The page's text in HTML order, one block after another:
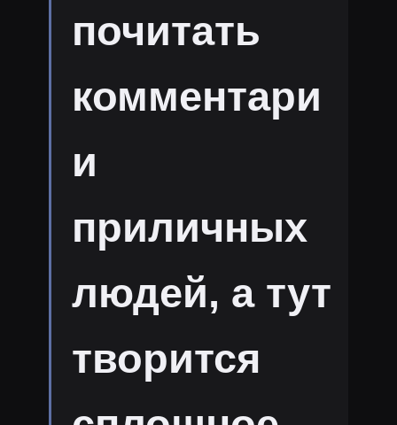
почитать
комментари
и
приличных
людей, а тут
творится